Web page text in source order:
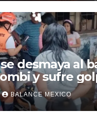
desmaya al
y sufre
en
BALANCE MEXICO